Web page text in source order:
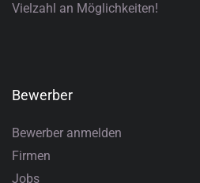
Vielzahl an Möglichkeiten!
Bewerber
Bewerber anmelden
Firmen
Jobs